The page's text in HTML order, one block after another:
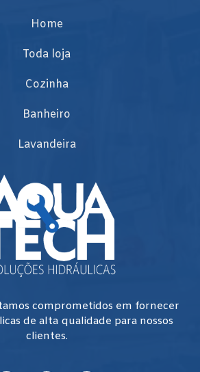
Home
Toda loja
Cozinha
Banheiro
Lavandeira
comprometidos em fornecer
de alta qualidade para nossos
clientes.